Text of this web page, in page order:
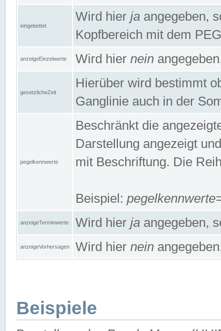
eingebettet
Wird hier ja angegeben,
Kopfbereich mit dem
anzeigeEinzelwerte Wird hier nein
gesetzlicheZeit
Hierüber wird bestimmt
Ganglinie auch in der
pegelkennwerte
Beschränkt die
Darstellung angezeigt
mit Beschriftung. Die
Beispiel:
anzeigeTerminwerte Wird hier ja angegeben,
anzeigeVorhersagen Wird hier nein
Beispiele